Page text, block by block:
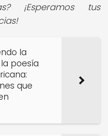
¡Esperamos tus
la
poesía
que